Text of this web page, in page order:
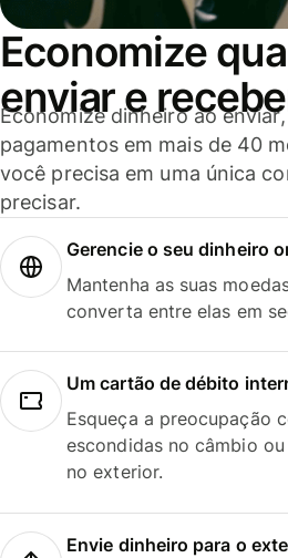
Economize
enviar e
Economize dinheiro ao
pagamentos em mais de 40
você precisa em uma única
precisar.
Gerencie o seu dinheiro
Mantenha as suas
converta entre elas em
Um cartão de débito
Esqueça a preocupação
escondidas no câmbio
no exterior.
Envie dinheiro para o